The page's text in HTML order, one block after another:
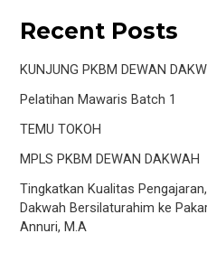
Recent Posts
KUNJUNG PKBM DEWAN
Pelatihan Mawaris Batch 1
TEMU TOKOH
MPLS PKBM DEWAN DAKWAH
Tingkatkan Kualitas
Dakwah Bersilaturahim ke
Annuri, M.A